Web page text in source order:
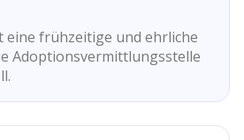
eine frühzeitige und ehrliche
Adoptionsvermittlungsstelle